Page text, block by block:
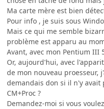
Ma carte mère est bien
Pour info , je suis sous
Mais ce qui me semble
problème est apparu au
Avant, avec mon Pentium III
Or, aujourd'hui, avec
de mon nouveau proesseur,
demandais don si il n'y
CM+Proc ?
Demandez-moi si vous